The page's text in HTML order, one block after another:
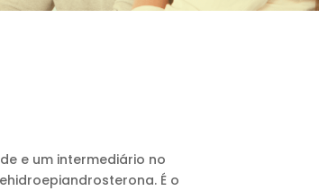
e um intermediário no
É o